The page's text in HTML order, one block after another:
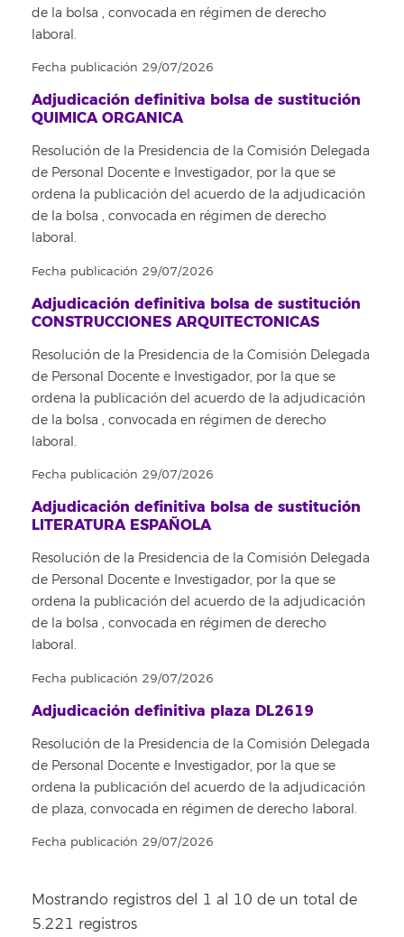
de la bolsa , convocada en régimen de derecho
laboral.
Fecha publicación 29/07/2026
Adjudicación definitiva bolsa de sustitución
QUIMICA ORGANICA
Resolución de la Presidencia de la Comisión Delegada
de Personal Docente e Investigador, por la que se
ordena la publicación del acuerdo de la adjudicación
de la bolsa , convocada en régimen de derecho
laboral.
Fecha publicación 29/07/2026
Adjudicación definitiva bolsa de sustitución
CONSTRUCCIONES ARQUITECTONICAS
Resolución de la Presidencia de la Comisión Delegada
de Personal Docente e Investigador, por la que se
ordena la publicación del acuerdo de la adjudicación
de la bolsa , convocada en régimen de derecho
laboral.
Fecha publicación 29/07/2026
Adjudicación definitiva bolsa de sustitución
LITERATURA ESPAÑOLA
Resolución de la Presidencia de la Comisión Delegada
de Personal Docente e Investigador, por la que se
ordena la publicación del acuerdo de la adjudicación
de la bolsa , convocada en régimen de derecho
laboral.
Fecha publicación 29/07/2026
Adjudicación definitiva plaza DL2619
Resolución de la Presidencia de la Comisión Delegada
de Personal Docente e Investigador, por la que se
ordena la publicación del acuerdo de la adjudicación
de plaza, convocada en régimen de derecho laboral.
Fecha publicación 29/07/2026
Mostrando registros del 1 al 10 de un total de
5.221 registros